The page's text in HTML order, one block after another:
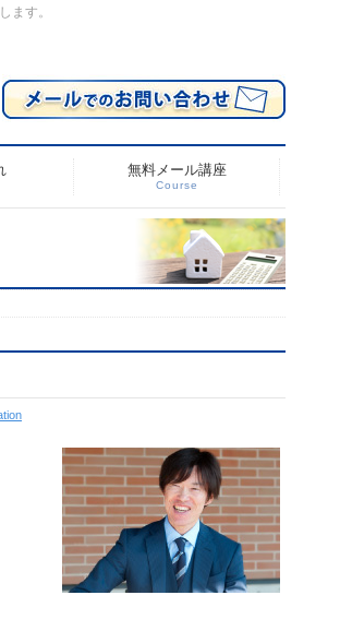
ます。
無料メール講座
Course